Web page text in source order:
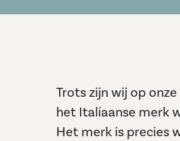
Trots zijn wij op
het Italiaanse merk
Het merk is precies